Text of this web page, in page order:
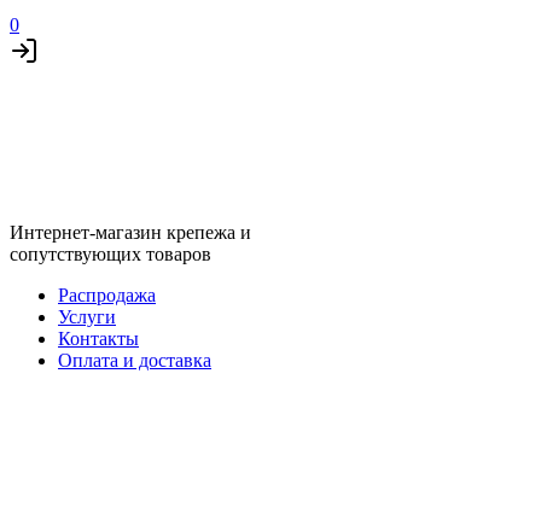
0
Интернет-магазин крепежа и
сопутствующих товаров
Распродажа
Услуги
Контакты
Оплата и доставка